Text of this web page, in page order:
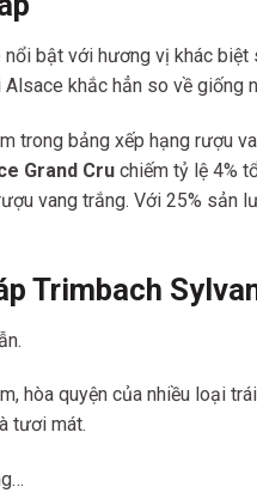
bật với hương vị khác
khắc hẳn so về
trong bảng xếp hạng rượu
Grand Cru chiếm tỷ lệ 4%
vang trắng. Với 25%
Trimbach
hòa quyện của nhiều loại
tươi mát.